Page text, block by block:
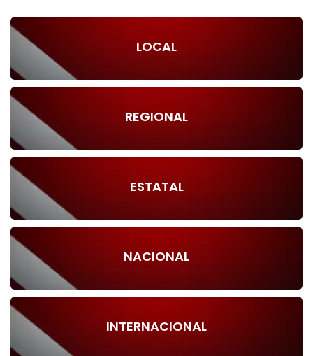
LOCAL
REGIONAL
ESTATAL
NACIONAL
INTERNACIONAL